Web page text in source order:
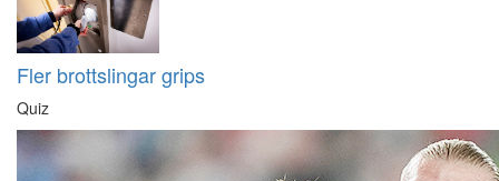
Fler brottslingar grips
Quiz